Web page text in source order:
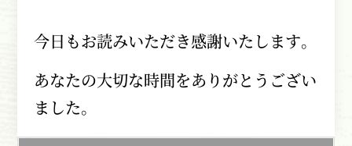
今日もお読みいただき感謝いたします。
あなたの大切な時間をありがとうござい
ました。